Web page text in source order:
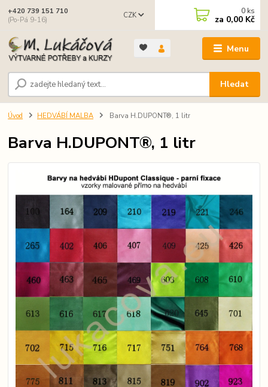
Menu
CZK
Hledat
+420 739 151 710
(Po-Pá 9-16)
0 ks
za 0,00 Kč
Úvod HEDVÁBÍ MALBA Barva H.DUPONT®, 1 litr
Barva H.DUPONT®, 1 litr